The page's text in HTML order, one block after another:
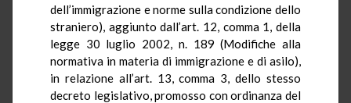
dell’immigrazione e norme sulla condizione dello
straniero), aggiunto dall’art. 12, comma 1, della
legge 30 luglio 2002, n. 189 (Modifiche alla
normativa in materia di immigrazione e di asilo),
in relazione all’art. 13, comma 3, dello stesso
decreto legislativo, promosso con ordinanza del